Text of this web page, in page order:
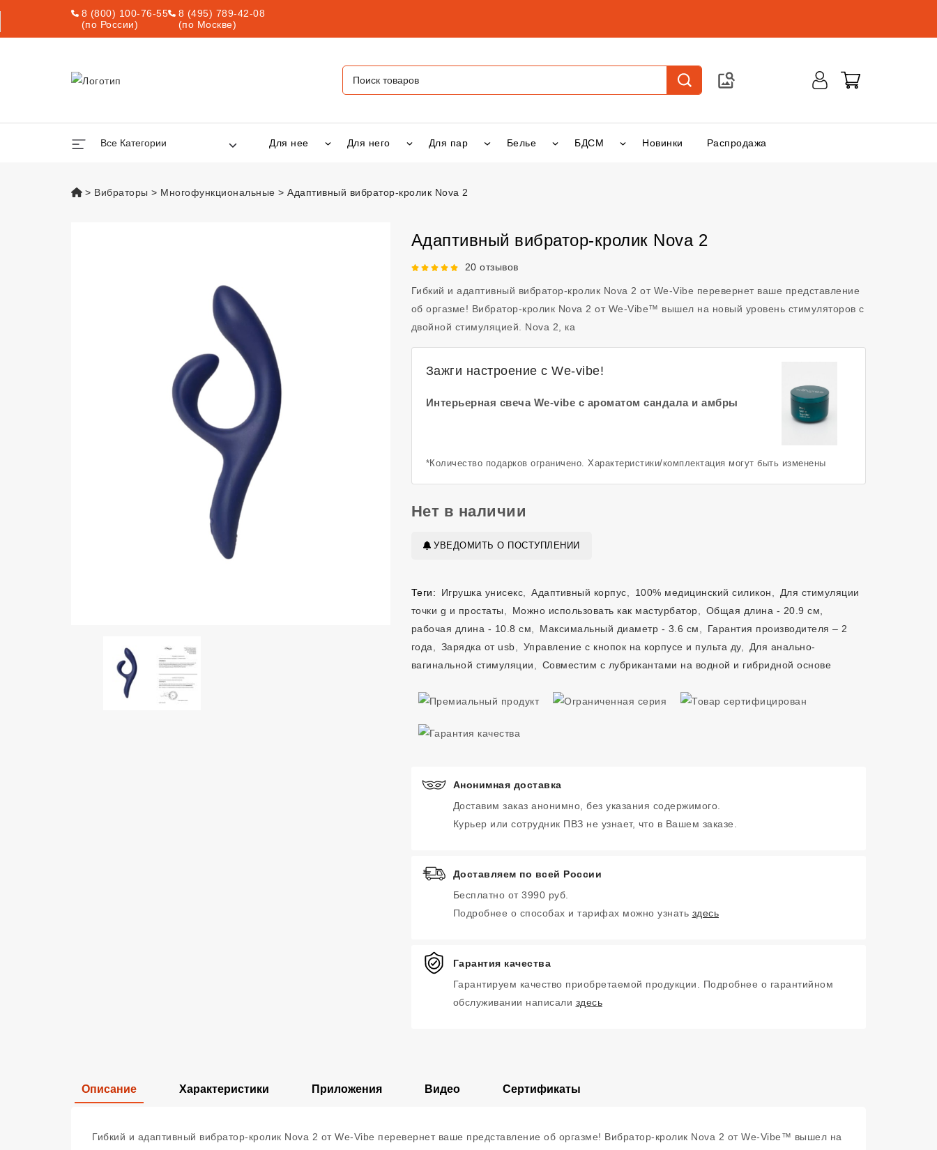
8 (800) 100-76-55
(по России)
8 (495) 789-42-08
(по Москве)
Все Категории Для нее Для него Для пар Белье БДСМ Новинки Распродажа
vsexshop.ru
Вибраторы Многофункциональные Адаптивный вибратор-кролик Nova 2
Адаптивный вибратор-кролик Nova 2
Рейтинг 5 из 5.20 отзывов
Гибкий и адаптивный вибратор-кролик Nova 2 от We-Vibe перевернет ваше представление
об оргазме! Вибратор-кролик Nova 2 от We-Vibe™ вышел на новый уровень стимуляторов с
двойной стимуляцией. Nova 2, ка
Зажги настроение с We-vibe!
Интерьерная свеча We-vibe с ароматом сандала и амбры
*Количество подарков ограничено. Характеристики/комплектация могут быть изменены
Нет в наличии
УВЕДОМИТЬ О ПОСТУПЛЕНИИ
Теги: Игрушка унисекс Адаптивный корпус 100% медицинский силикон
Для стимуляции
точки g и простаты
Можно использовать как мастурбатор
Общая длина - 20.9 см,
рабочая длина - 10.8 см
Максимальный диаметр - 3.6 см
Гарантия производителя – 2
года
Зарядка от usb Управление с кнопок на корпусе и пульта ду, Для анально-
вагинальной стимуляции
Совместим с лубрикантами на водной и гибридной основе
Анонимная доставка
Доставим заказ анонимно, без указания содержимого.
Курьер или сотрудник ПВЗ не узнает, что в Вашем заказе.
Доставляем по всей России
Бесплатно от 3990 руб.
Подробнее о способах и тарифах можно узнать здесь
Гарантия качества
Гарантируем качество приобретаемой продукции. Подробнее о гарантийном
обслуживании написали здесь
Описание Характеристики Приложения Видео Сертификаты
Гибкий и адаптивный вибратор-кролик Nova 2 от We-Vibe перевернет ваше представление об оргазме! Вибратор-кролик Nova 2 от We-Vibe™ вышел на